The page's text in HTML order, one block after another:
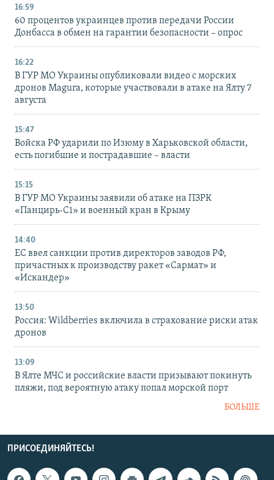
16:59
60 процентов украинцев против передачи России
Донбасса в обмен на гарантии безопасности – опрос
16:22
В ГУР МО Украины опубликовали видео с морских
дронов Magura, которые участвовали в атаке на Ялту 7
августа
15:47
Войска РФ ударили по Изюму в Харьковской области,
есть погибшие и пострадавшие – власти
15:15
В ГУР МО Украины заявили об атаке на ПЗРК
«Панцирь-С1» и военный кран в Крыму
14:40
ЕС ввел санкции против директоров заводов РФ,
причастных к производству ракет «Сармат» и
«Искандер»
13:50
Россия: Wildberries включила в страхование риски атак
дронов
13:09
В Ялте МЧС и российские власти призывают покинуть
пляжи, под вероятную атаку попал морской порт
БОЛЬШЕ
ПРИСОЕДИНЯЙТЕСЬ!